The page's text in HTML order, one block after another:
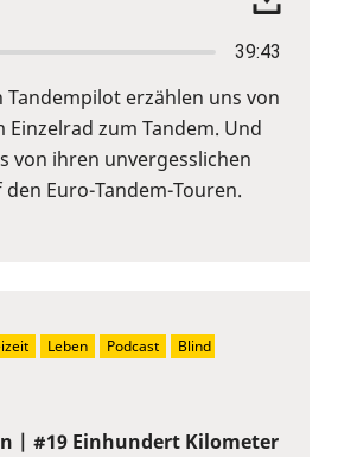
39:43
Tandempilot erzählen uns von
Einzelrad zum Tandem. Und
von ihren unvergesslichen
Euro-Tandem-Touren.
| #19 Einhundert Kilometer
Leben Podcast
Blind